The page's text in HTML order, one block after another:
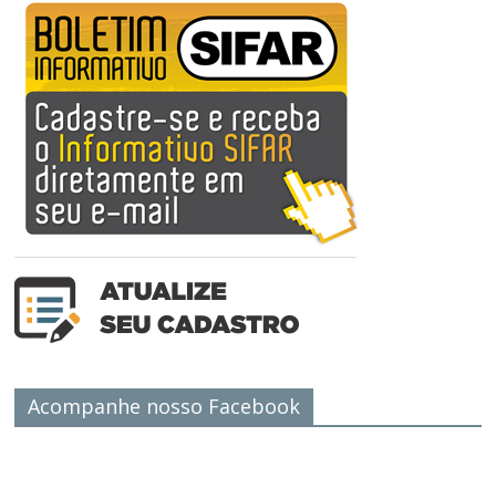
Acompanhe nosso Facebook